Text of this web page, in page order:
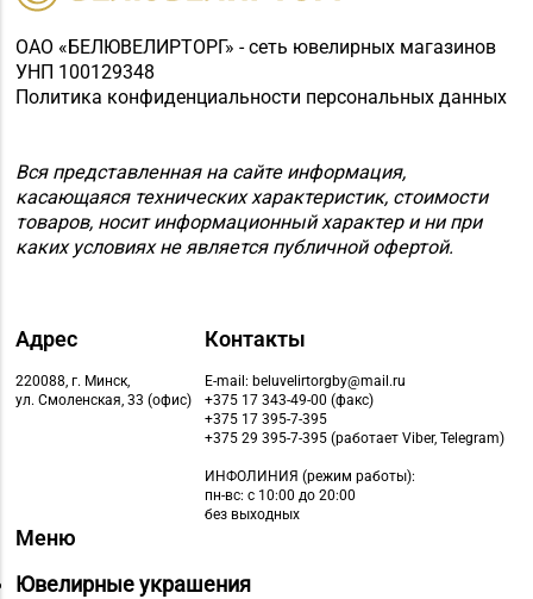
ОАО «БЕЛЮВЕЛИРТОРГ» - сеть ювелирных магазинов
УНП 100129348
Политика конфиденциальности персональных данных
Вся представленная на сайте информация,
касающаяся технических характеристик, стоимости
товаров, носит информационный характер и ни при
каких условиях не является публичной офертой.
Адрес
220088, г. Минск,
ул. Смоленская, 33 (офис)
Контакты
E-mail: beluvelirtorgby@mail.ru
+375 17 343-49-00 (факс)
+375 17 395-7-395
+375 29 395-7-395 (работает Viber, Telegram)
ИНФОЛИНИЯ (режим работы):
пн-вс: с 10:00 до 20:00
без выходных
Меню
Ювелирные украшения